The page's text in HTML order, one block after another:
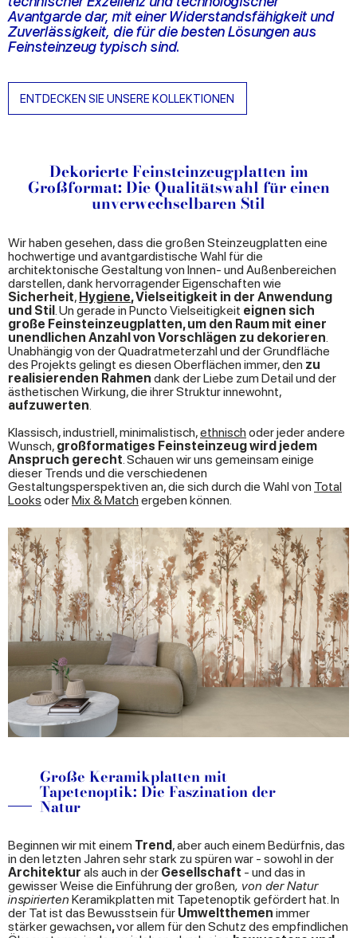
Avantgarde dar, mit einer Widerstandsfähigkeit und
Zuverlässigkeit, die für die besten Lösungen aus
Feinsteinzeug typisch sind.
ENTDECKEN SIE UNSERE KOLLEKTIONEN
Dekorierte Feinsteinzeugplatten im
Großformat: Die Qualitätswahl für einen
unverwechselbaren Stil
Wir haben gesehen, dass die großen Steinzeugplatten eine
hochwertige und avantgardistische Wahl für die
architektonische Gestaltung von Innen- und Außenbereichen
darstellen, dank hervorragender Eigenschaften wie
Sicherheit, Hygiene, Vielseitigkeit in der Anwendung
und Stil. Un gerade in Puncto Vielseitigkeit eignen sich
große Feinsteinzeugplatten, um den Raum mit einer
unendlichen Anzahl von Vorschlägen zu dekorieren.
Unabhängig von der Quadratmeterzahl und der Grundfläche
des Projekts gelingt es diesen Oberflächen immer, den zu
realisierenden Rahmen dank der Liebe zum Detail und der
ästhetischen Wirkung, die ihrer Struktur innewohnt,
aufzuwerten.
Klassisch, industriell, minimalistisch,ethnisch oder jeder andere
Wunsch, großformatiges Feinsteinzeug wird jedem
Anspruch gerecht. Schauen wir uns gemeinsam einige
dieser Trends und die verschiedenen
Gestaltungsperspektiven an, die sich durch die Wahl von Total
Looks oderMix & Match ergeben können.
Große Keramikplatten mit
Tapetenoptik: Die Faszination der
Natur
Beginnen wir mit einem Trend , aber auch einem Bedürfnis, das
in den letzten Jahren sehr stark zu spüren war - sowohl in der
Architektur als auch in der Gesellschaft - und das in
gewisser Weise die Einführung der großen, von der Natur
inspirierten Keramikplatten mit Tapetenoptik gefördert hat. In
der Tat ist das Bewusstsein für Umweltthemen immer
stärker gewachsen,vor allem für den Schutz des empfindlichen